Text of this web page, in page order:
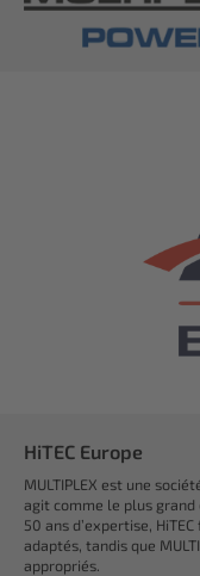
HiTEC Europe
MULTIPLEX est une
agit comme le plus grand
50 ans d’expertise,
adaptés, tandis que
appropriés.